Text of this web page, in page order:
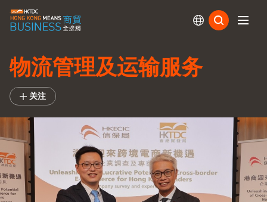
物流管理及运输服务
关注